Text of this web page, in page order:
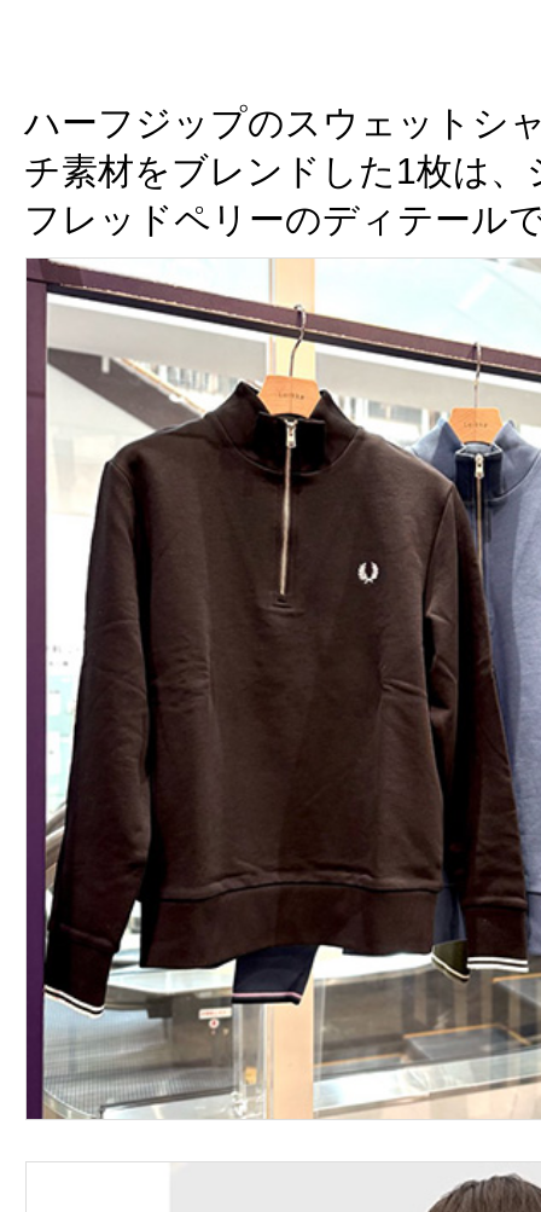
ハーフジップのスウェットシ
チ素材をブレンドした1枚は
フレッドペリーのディテール